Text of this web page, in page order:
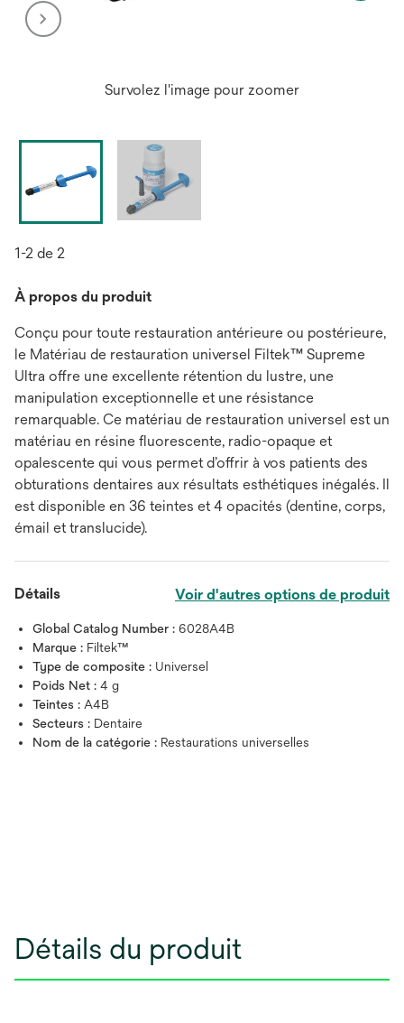
Survolez l'image pour zoomer
1-2 de 2
À propos du produit
Conçu pour toute restauration antérieure ou postérieure,
le Matériau de restauration universel Filtek™ Supreme
Ultra offre une excellente rétention du lustre, une
manipulation exceptionnelle et une résistance
remarquable. Ce matériau de restauration universel est un
matériau en résine fluorescente, radio-opaque et
opalescente qui vous permet d’offrir à vos patients des
obturations dentaires aux résultats esthétiques inégalés. Il
est disponible en 36 teintes et 4 opacités (dentine, corps,
émail et translucide).
Détails Voir d'autres options de produit
Global Catalog Number : 6028A4B
Marque : Filtek™
Type de composite : Universel
Poids Net : 4 g
Teintes : A4B
Secteurs : Dentaire
Nom de la catégorie : Restaurations universelles
Détails du produit